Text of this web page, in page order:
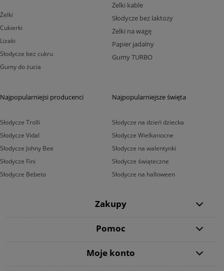
Żelki
Cukierki
Lizaki
Słodycze bez cukru
Gumy do żucia
Żelki kable
Słodycze bez laktozy
Żelki na wagę
Papier jadalny
Gumy TURBO
Najpopularniejsi producenci
Słodycze Trolli
Słodycze Vidal
Słodycze Johny Bee
Słodycze Fini
Słodycze Bebeto
Najpopularniejsze święta
Słodycze na dzień dziecka
Słodycze Wielkanocne
Słodycze na walentynki
Słodycze świąteczne
Słodycze na halloween
Zakupy
Pomoc
Moje konto